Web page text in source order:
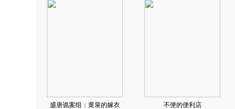
盛唐诡案组：黄泉的嫁衣 不便的便利店